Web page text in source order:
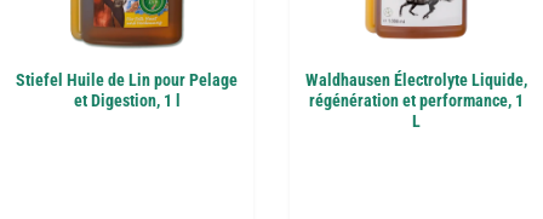
Stiefel Huile de Lin pour Pelage
et Digestion, 1 l
Waldhausen Électrolyte Liquide,
régénération et performance, 1
L